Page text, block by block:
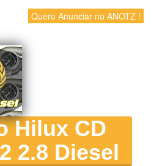
Quero Anunciar no ANOTZ !
Hilux CD
2.8 Diesel